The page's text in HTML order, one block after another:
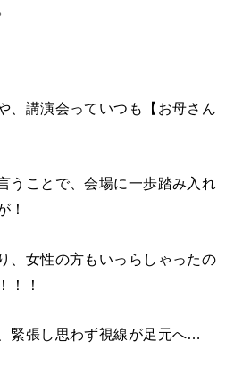
、講演会っていつも【お母さん
うことで、会場に一歩踏み入れ
！
、女性の方もいっらしゃったの
！！
緊張し思わず視線が足元へ…